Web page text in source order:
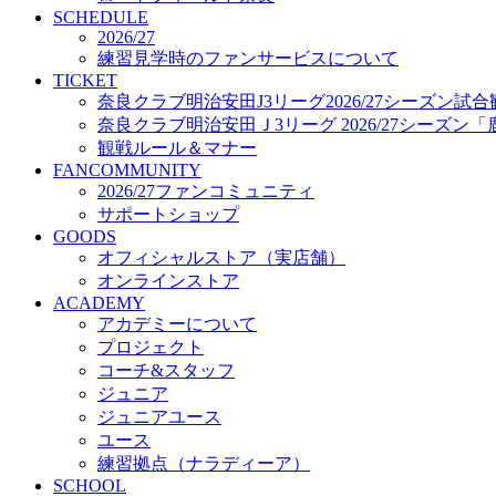
プロジェクト
コーチ&スタッフ
ジュニア
ジュニアユース
ユース
練習拠点（ナラディーア）
SCHOOL
CLUB
2026/27 パートナー企業
パートナー募集
クラブ理念
クラブ情報
サステナビリティ
Web制作支援
応援プロジェクト
SCHEDULE
2026/27
練習見学時のファンサービスについて
TICKET
奈良クラブ明治安田J3リーグ2026/27シーズン試合
奈良クラブ明治安田Ｊ3リーグ 2026/27シーズン「
観戦ルール＆マナー
FANCOMMUNITY
2026/27ファンコミュニティ
サポートショップ
GOODS
オフィシャルストア（実店舗）
オンラインストア
ACADEMY
アカデミーについて
プロジェクト
コーチ&スタッフ
ジュニア
ジュニアユース
ユース
練習拠点（ナラディーア）
SCHOOL